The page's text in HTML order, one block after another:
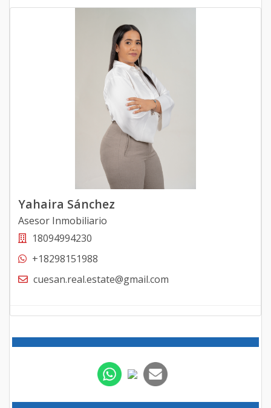
Yahaira Sánchez
Asesor Inmobiliario
18094994230
+18298151988
cuesan.real.estate@gmail.com